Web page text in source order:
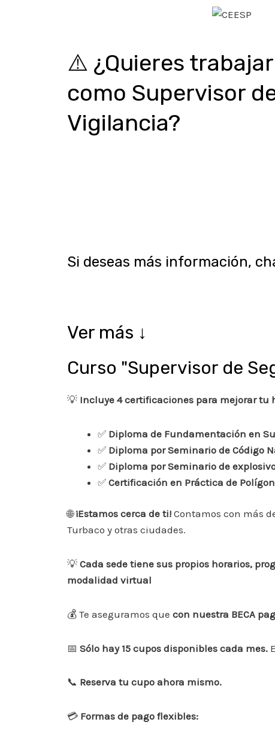
⚠️ ¿Quieres trabajar
como Supervisor
Vigilancia?
Si deseas más información,
Ver más ↓
Curso "Supervisor de
💡 Incluye 4 certificaciones para mejorar tu
✅ Diploma de Fundamentación en
✅ Diploma por Seminario de Código
✅ Diploma por Seminario de
✅ Certificación en Práctica de
🌐¡Estamos cerca de ti! Contamos con más
Turbaco y otras ciudades.
💡 Cada sede tiene sus propios horarios,
modalidad virtual
💰 Te aseguramos que con nuestra BECA
📅 Sólo hay 15 cupos disponibles cada mes.
📞 Reserva tu cupo ahora mismo.
💳 Formas de pago flexibles: